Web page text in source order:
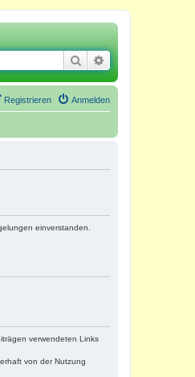
Suche
Anmelden
Registrieren
einverstanden.
verwendeten Links
von der Nutzung